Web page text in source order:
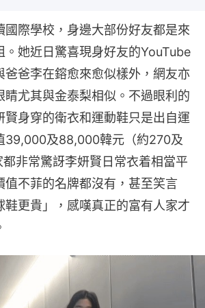
國際學校，身邊大部份好友都是來
。她近日驚喜現身好友的YouTube
爸爸李在鎔愈來愈似樣外，網友亦
睛尤其與金泰梨相似。不過眼利的
賢身穿的衛衣和運動鞋只是出自運
39,000及88,000韓元（約270及
非常驚訝李妍賢日常衣着相當平
值不菲的名牌都沒有，甚至笑言
鞋更貴」，感嘆真正的富有人家才